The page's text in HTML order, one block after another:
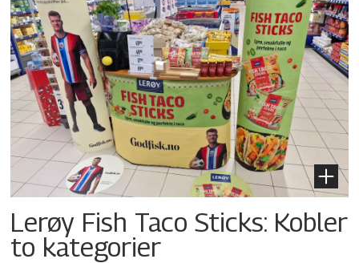
Lerøy Fish Taco Sticks: Kobler
to kategorier